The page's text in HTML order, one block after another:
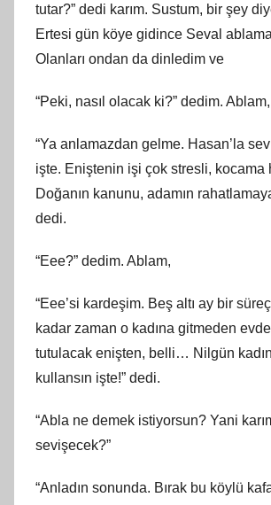
tutar?” dedi karım. Sustum, bir şey
Ertesi gün köye gidince Seval
Olanları ondan da dinledim ve
“Peki, nasıl olacak ki?” dedim. Ablam,
“Ya anlamazdan gelme. Hasan’la
işte. Eniştenin işi çok stresli, kocama
Doğanın kanunu, adamın
dedi.
“Eee?” dedim. Ablam,
“Eee’si kardeşim. Beş altı ay bir
kadar zaman o kadına gitmeden evde
tutulacak enişten, belli… Nilgün
kullansın işte!” dedi.
“Abla ne demek istiyorsun? Yani
sevişecek?”
“Anladın sonunda. Bırak bu köylü